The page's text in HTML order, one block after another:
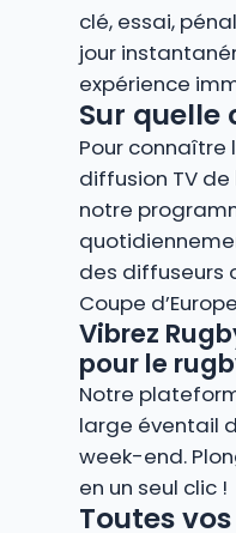
clé, essai,
jour
expérience
Sur quelle
Pour connaître
diffusion TV de
notre
des diffuseurs
Coupe
Vibrez
pour le
Notre
large éventail
week-end.
en un seul clic !
Toutes